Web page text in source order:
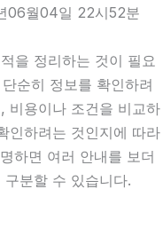
06월04일 22시52분
을 정리하는 것이 필요
순히 정보를 확인하려
비용이나 조건을 비교하
인하려는 것인지에 따라
하면 여러 안내를 보더
분할 수 있습니다.